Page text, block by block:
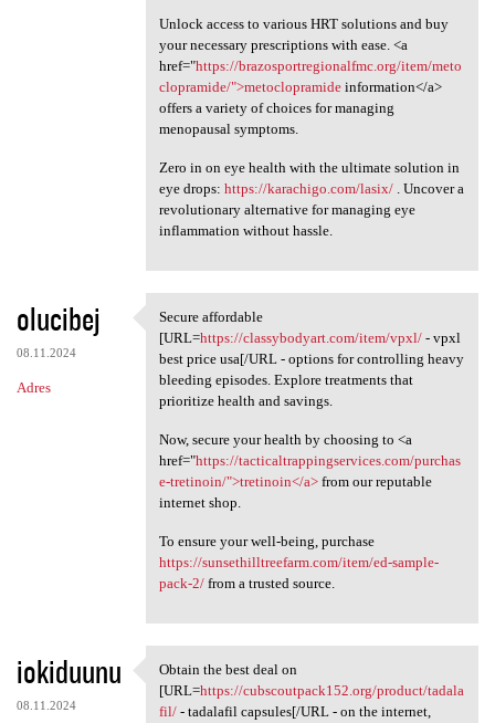
Unlock access to various HRT solutions and buy
your necessary prescriptions with ease. <a
href="https://brazosportregionalfmc.org/item/meto
clopramide/">metoclopramideinformation</a>
offers a variety of choices for managing
menopausal symptoms.
Zero in on eye health with the ultimate solution in
eye drops: https://karachigo.com/lasix/. Uncover a
revolutionary alternative for managing eye
inflammation without hassle.
olucibej
08.11.2024
Adres
Secure affordable [URL=https:
Secure affordable
[URL=https://classybodyart.com/item/vpxl/- vpxl
best price usa[/URL - options for controlling heavy
bleeding episodes. Explore treatments that
prioritize health and savings.
Now, secure your health by choosing to <a
href="https://tacticaltrappingservices.com/purchas
e-tretinoin/">tretinoin</a>from our reputable
internet shop.
To ensure your well-being, purchase
https://sunsethilltreefarm.com/item/ed-sample-
pack-2/from a trusted source.
iokiduunu
08.11.2024
Obtain the best deal on [URL
Obtain the best deal on
[URL=https://cubscoutpack152.org/product/tadala
fil/- tadalafil capsules[/URL - on the internet,